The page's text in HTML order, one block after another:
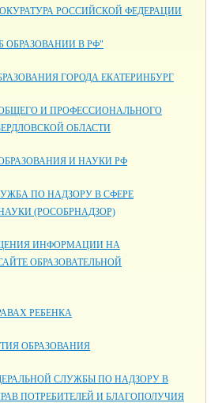
РОССИЙСКОЙ ФЕДЕРАЦИИ
ОБРАЗОВАНИИ В РФ"
ГОРОДА ЕКАТЕРИНБУРГ
И ПРОФЕССИОНАЛЬНОГО
ОБЛАСТИ
И НАУКИ РФ
ПО НАДЗОРУ В СФЕРЕ
(РОСОБРНАДЗОР)
ИНФОРМАЦИИ НА
ОБРАЗОВАТЕЛЬНОЙ
РЕБЕНКА
ОБРАЗОВАНИЯ
СЛУЖБЫ ПО НАДЗОРУ В
ПОТРЕБИТЕЛЕЙ И БЛАГОПОЛУЧИЯ